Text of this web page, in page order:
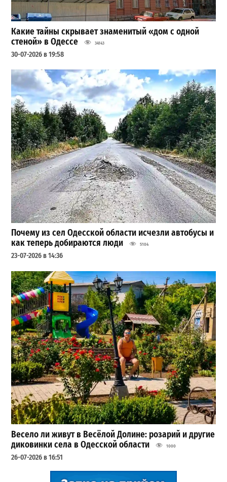
Какие тайны скрывает знаменитый «дом с одной
стеной» в Одессе
34143
30-07-2026 в 19:58
Почему из сел Одесской области исчезли автобусы и
как теперь добираются люди
5104
23-07-2026 в 14:36
Весело ли живут в Весёлой Долине: розарий и другие
диковинки села в Одесской области
1000
26-07-2026 в 16:51